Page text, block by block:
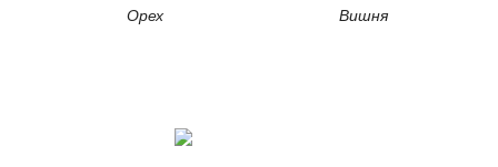
Орех Вишня